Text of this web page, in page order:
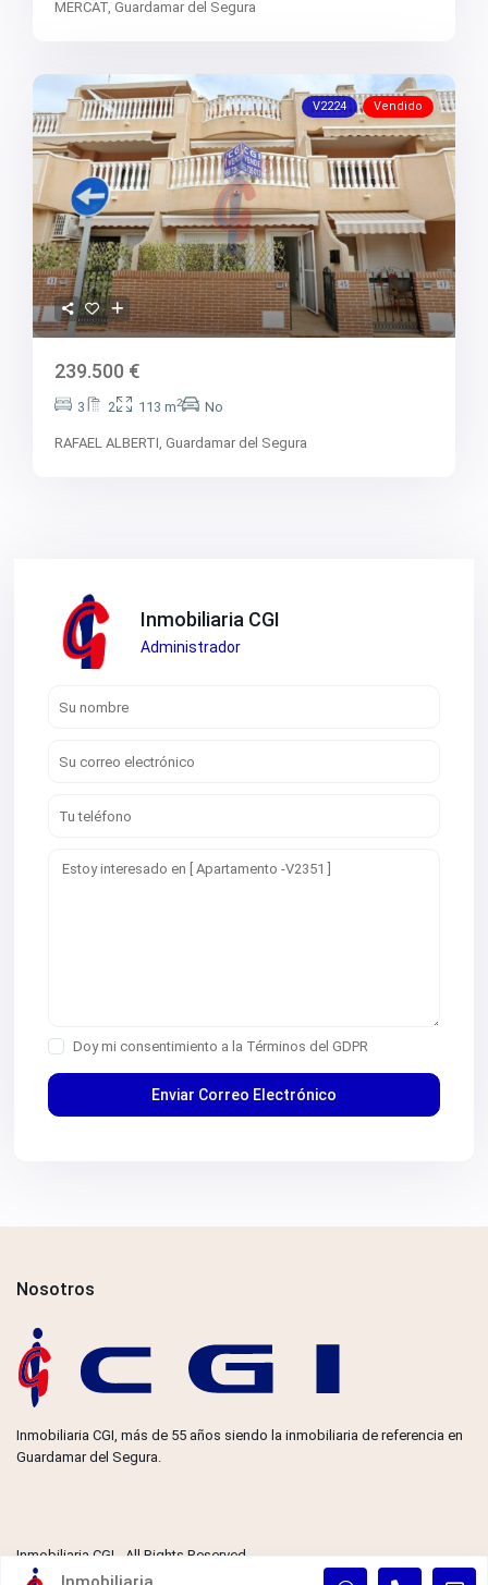
MERCAT,Guardamar del Segura
V2224 Vendido
239.500 €
3 2 113 m2 No
RAFAEL ALBERTI,Guardamar del Segura
Inmobiliaria CGI
Administrador
Doy mi consentimiento a la Términos del GDPR
Nosotros
Inmobiliaria CGI, más de 55 años siendo la inmobiliaria de referencia en
Guardamar del Segura.
Inmobiliaria CGI - All Rights Reserved.